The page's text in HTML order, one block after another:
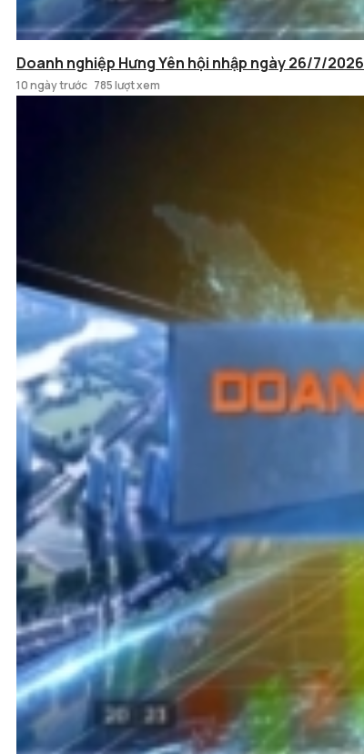
Doanh nghiệp Hưng Yên hội nhập ngày 26/7/2026
10 ngày trước 785 lượt xem